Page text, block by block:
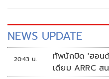
NEWS UPDATE
20:43 น.
ทัพนักบิด 'ฮอนด้
เดียม ARRC ส